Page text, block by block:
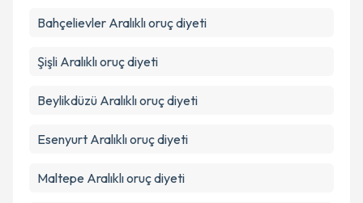
Bahçelievler Aralıklı oruç diyeti
Şişli Aralıklı oruç diyeti
Beylikdüzü Aralıklı oruç diyeti
Esenyurt Aralıklı oruç diyeti
Maltepe Aralıklı oruç diyeti